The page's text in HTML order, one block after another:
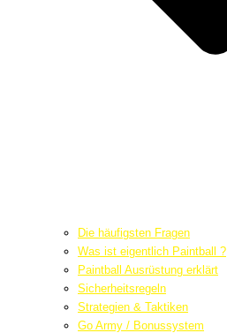
Die häufigsten Fragen
Was ist eigentlich Paintball ?
Paintball Ausrüstung erklärt
Sicherheitsregeln
Strategien & Taktiken
Go Army / Bonussystem